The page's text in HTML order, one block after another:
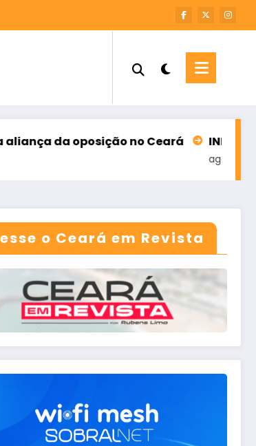
no Ceará INFORME – M7
o Ceará em Revista